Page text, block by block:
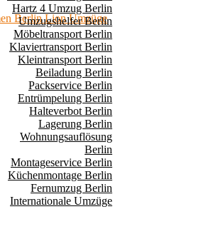
Hartz 4 Umzug Berlin
Umzugshelfer Berlin
Möbeltransport Berlin
Klaviertransport Berlin
Kleintransport Berlin
Beiladung Berlin
Packservice Berlin
Entrümpelung Berlin
Halteverbot Berlin
Lagerung Berlin
Wohnungsauflösung
Berlin
Montageservice Berlin
Küchenmontage Berlin
Fernumzug Berlin
Internationale Umzüge